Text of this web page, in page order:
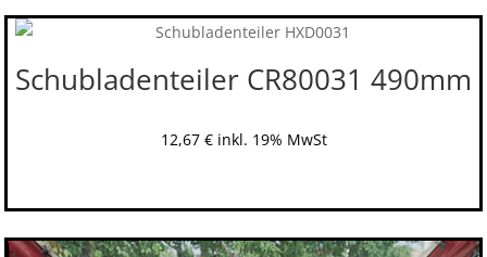
Schubladenteiler CR80031 490mm
12,67 € inkl. 19% MwSt